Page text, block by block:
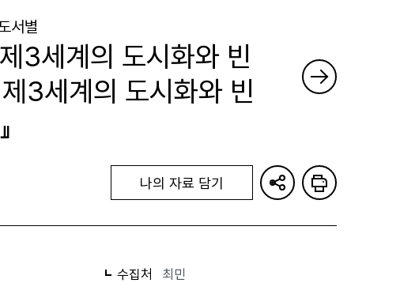
서별
3세계의 도시화와 빈
3세계의 도시화와 빈
나의 자료 담기
수집처 최민